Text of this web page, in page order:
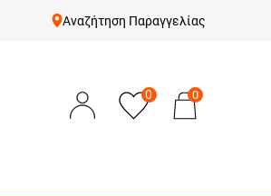
Αναζήτηση Παραγγελίας
0 0